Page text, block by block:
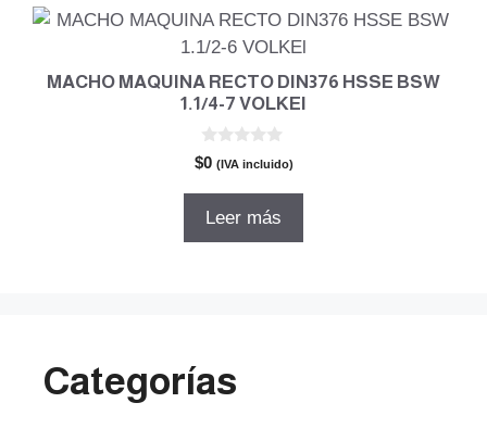
MACHO MAQUINA RECTO DIN376 HSSE BSW
1.1/4-7 VOLKEl
0
d
$0 (IVA incluido)
Leer más
Categorías